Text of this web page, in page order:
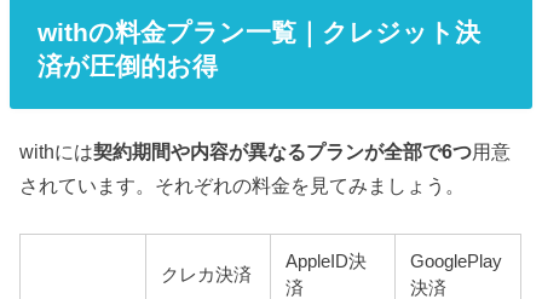
withの料金プラン一覧｜クレジット決
済が圧倒的お得
withには契約期間や内容が異なるプランが全部で6つ用意
されています。それぞれの料金を見てみましょう。
クレカ決済
AppleID決
済
GooglePlay
決済